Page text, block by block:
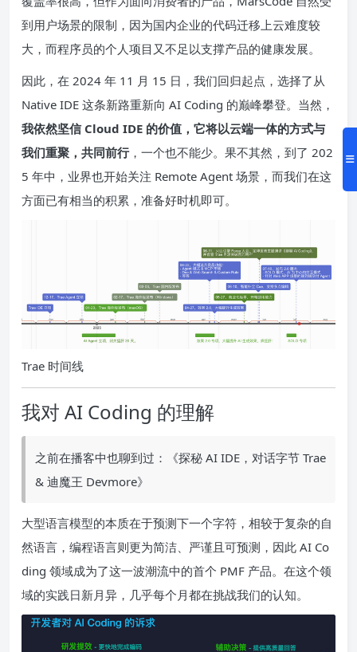
到用户场景的限制，因为国内企业的代码迁移上云难度较
大，而程序员的个人项目又不足以支撑产品的健康发展。
因此，在 2024 年 11 月 15 日，我们回归起点，选择了从
Native IDE 这条新路重新向 AI Coding 的巅峰攀登。当然，
我依然坚信 Cloud IDE 的价值，它将以云端一体的方式与
我们重聚，共同前行，一个也不能少。果不其然，到了 202
5 年中，业界也开始关注 Remote Agent 场景，而我们在这
方面已有相当的积累，准备好时机即可。
Trae 时间线
我对 AI Coding 的理解
之前在播客中也聊到过：《探秘 AI IDE，对话字节 Trae
& 迪魔王 Devmore》
大型语言模型的本质在于预测下一个字符，相较于复杂的自
然语言，编程语言则更为简洁、严谨且可预测，因此 AI Co
ding 领域成为了这一波潮流中的首个 PMF 产品。在这个领
域的实践日新月异，几乎每个月都在挑战我们的认知。